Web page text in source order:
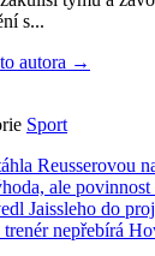
s...
autora →
Sport
Reusserovou
ale
Jaissleho do
nepřebírá